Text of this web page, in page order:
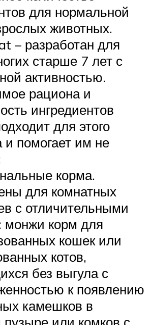
для нормальной
животных.
– разработан для
старше 7 лет с
активностью.
рациона и
ингредиентов
для этого
и помогает им не
корма.
для комнатных
с отличительными
монжи корм для
кошек или
котов,
без выгула с
к появлению
камешков в